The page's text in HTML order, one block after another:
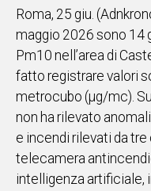
MEDIO
CAMPIDANO
ALTRE
NOTIZIE
POLITICA
IN
ITALIA
NEL
MONDO
Roma, 25 giu.
maggio 2026 sono 14
Pm10 nell’area di
fatto registrare valori
metrocubo (µg/mc).
non ha rilevato
e incendi rilevati da
telecamera
intelligenza artificiale,